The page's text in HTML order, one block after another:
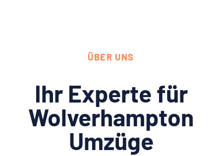
ÜBER UNS
Ihr Experte für
Wolverhampton
Umzüge